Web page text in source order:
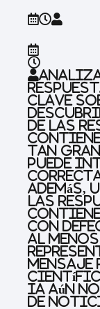
clave
de las
tan
puede
Además,
las
con
al
IA aún
de